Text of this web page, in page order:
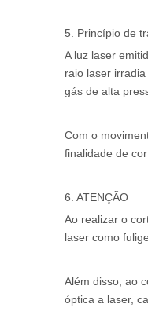
5. Princípio de
A luz laser
raio laser
gás de alta
Com o
finalidade de
6. ATENÇÃO
Ao realizar o
laser como
Além disso, ao
óptica a laser,